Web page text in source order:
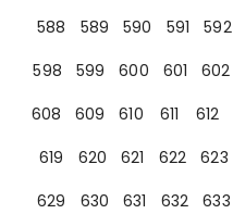
588
589 590 591 592
598
599 600 601 602
608
609 610 611 612
619
620 621 622 623
629
630 631 632 633